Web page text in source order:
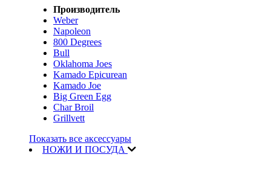
Производитель
Weber
Napoleon
800 Degrees
Bull
Oklahoma Joes
Kamado Epicurean
Kamado Joe
Big Green Egg
Char Broil
Grillvett
Показать все аксессуары
НОЖИ И ПОСУДА